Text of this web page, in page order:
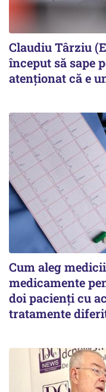
Claudiu Târziu
început să sape
atenționat că e
Cum aleg
medicamente
doi pacienți cu
tratamente